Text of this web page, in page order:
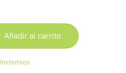
Añadir al carrito
Inciensos